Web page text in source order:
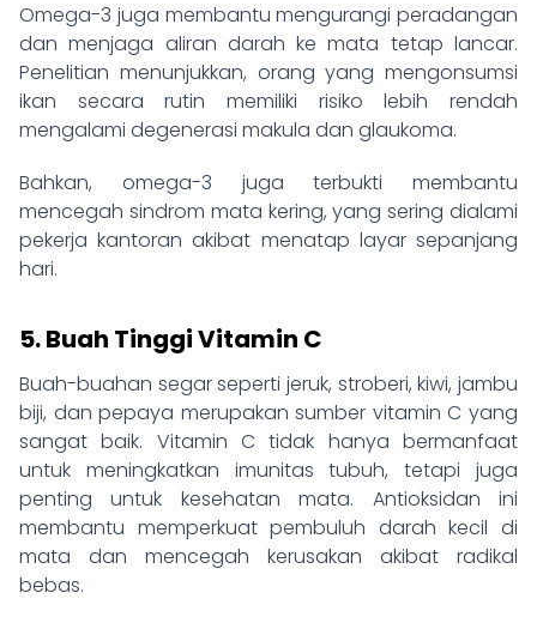
Omega-3 juga membantu mengurangi peradangan
dan menjaga aliran darah ke mata tetap lancar.
Penelitian menunjukkan, orang yang mengonsumsi
ikan secara rutin memiliki risiko lebih rendah
mengalami degenerasi makula dan glaukoma.
Bahkan, omega-3 juga terbukti membantu
mencegah sindrom mata kering, yang sering dialami
pekerja kantoran akibat menatap layar sepanjang
hari.
5. Buah Tinggi Vitamin C
Buah-buahan segar seperti jeruk, stroberi, kiwi, jambu
biji, dan pepaya merupakan sumber vitamin C yang
sangat baik. Vitamin C tidak hanya bermanfaat
untuk meningkatkan imunitas tubuh, tetapi juga
penting untuk kesehatan mata. Antioksidan ini
membantu memperkuat pembuluh darah kecil di
mata dan mencegah kerusakan akibat radikal
bebas.